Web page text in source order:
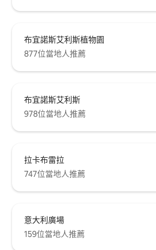
布宜諾斯艾利斯植物園
877位當地人推薦
布宜諾斯艾利斯
978位當地人推薦
拉卡布雷拉
747位當地人推薦
意大利廣場
159位當地人推薦